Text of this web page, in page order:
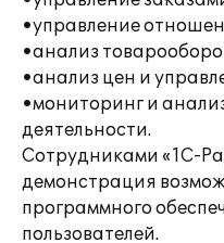
•управление
•анализ
•анализ цен и
•мониторинг и
деятельности.
Сотрудниками «1С-
демонстрация
программного
пользователей.